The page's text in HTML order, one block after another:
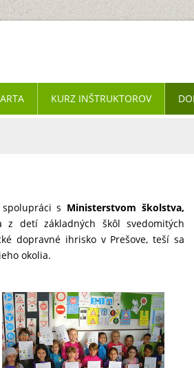
s Ministerstvom školstva,
z detí základných škôl svedomitých
dopravné ihrisko v Prešove, teší sa
okolia.
KURZ INŠTRUKTOROV